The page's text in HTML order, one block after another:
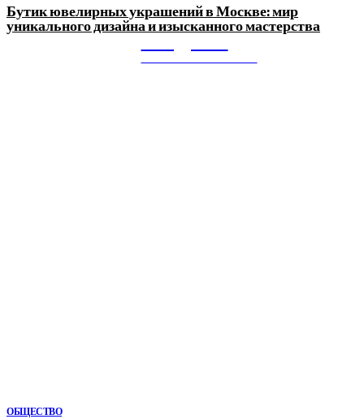
Бутик ювелирных украшений в Москве: мир
уникального дизайна и изысканного мастерства
ОБЩЕСТВО